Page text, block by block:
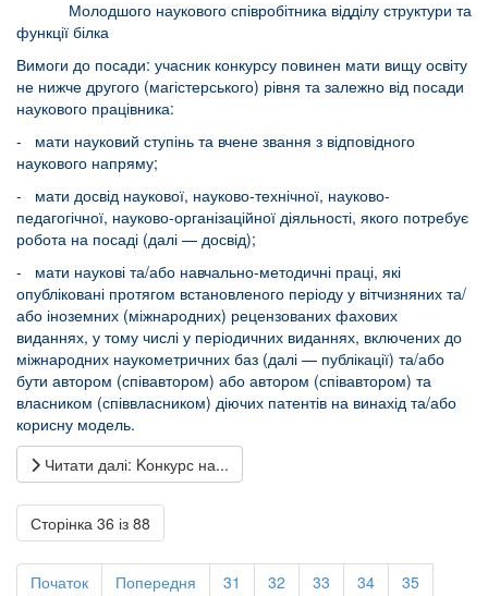
Молодшого наукового співробітника відділу структури та
функції білка
Вимоги до посади: учасник конкурсу повинен мати вищу освіту
не нижче другого (магістерського) рівня та залежно від посади
наукового працівника:
- мати науковий ступінь та вчене звання з відповідного
наукового напряму;
- мати досвід наукової, науково-технічної, науково-
педагогічної, науково-організаційної діяльності, якого потребує
робота на посаді (далі — досвід);
- мати наукові та/або навчально-методичні праці, які
опубліковані протягом встановленого періоду у вітчизняних та/
або іноземних (міжнародних) рецензованих фахових
виданнях, у тому числі у періодичних виданнях, включених до
міжнародних наукометричних баз (далі — публікації) та/або
бути автором (співавтором) або автором (співавтором) та
власником (співвласником) діючих патентів на винахід та/або
корисну модель.
Читати далі: Kонкурс на...
Сторінка 36 із 88
Початок Попередня 31 32 33 34 35